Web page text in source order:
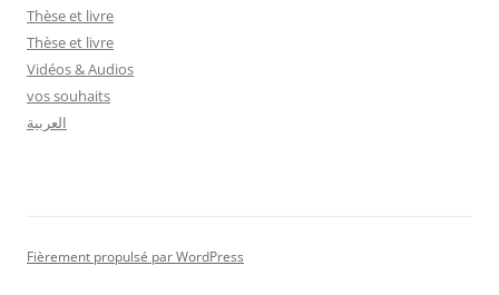
Thèse et livre
Thèse et livre
Vidéos & Audios
vos souhaits
العربية
Fièrement propulsé par WordPress